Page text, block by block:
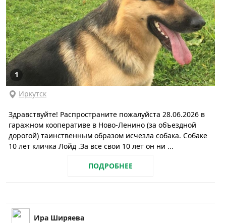
1
Иркутск
Здравствуйте! Распространите пожалуйста 28.06.2026 в
гаражном кооперативе в Ново-Ленино (за объездной
дорогой) таинственным образом исчезла собака. Собаке
10 лет кличка Лойд .За все свои 10 лет он ни ...
ПОДРОБНЕЕ
Ира Ширяева